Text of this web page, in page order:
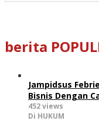
berita
Jampidsus
Bisnis Dengan
452 views
Di HUKUM